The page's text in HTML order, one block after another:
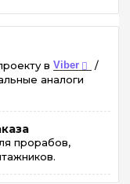
в Viber /
аналоги
прорабов,